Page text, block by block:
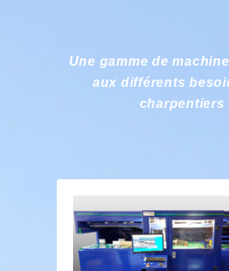
Une gamme de
aux différents
charpentiers